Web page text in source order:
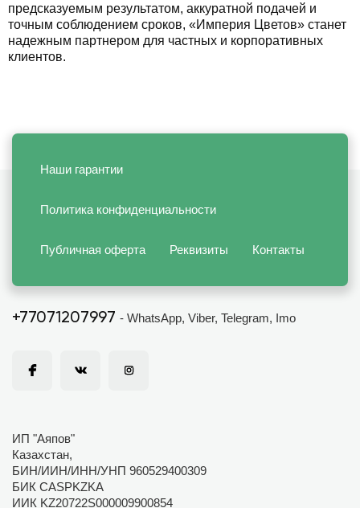
предсказуемым результатом, аккуратной подачей и
точным соблюдением сроков, «Империя Цветов» станет
надежным партнером для частных и корпоративных
клиентов.
Наши гарантии
Политика конфиденциальности
Публичная оферта Реквизиты Контакты
+77071207997 - WhatsApp, Viber, Telegram, Imo
ИП "Аяпов"
Казахстан,
БИН/ИИН/ИНН/УНП 960529400309
БИК CASPKZKA
ИИК KZ20722S000009900854